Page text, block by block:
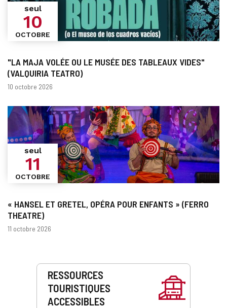
"LA MAJA VOLÉE OU LE MUSÉE DES TABLEAUX VIDES"
(VALQUIRIA TEATRO)
seul
10
OCTOBRE
Dates
10 octobre 2026
« HANSEL ET GRETEL, OPÉRA POUR ENFANTS » (FERRO
THEATRE)
seul
11
OCTOBRE
Dates
11 octobre 2026
Prestations
RESSOURCES
TOURISTIQUES
ACCESSIBLES